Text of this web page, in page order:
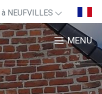
à NEUFVILLES
MENU